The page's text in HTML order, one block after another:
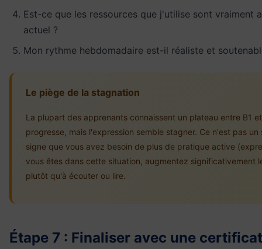
Est-ce que les ressources que j'utilise sont vraiment
actuel ?
Mon rythme hebdomadaire est-il réaliste et
Le piège de la stagnation
La plupart des apprenants connaissent un plateau entre B1
progresse, mais l'expression semble stagner. Ce n'est pas
signe que vous avez besoin de plus de pratique active
vous êtes dans cette situation, augmentez significativement
plutôt qu'à écouter ou lire.
Étape 7 : Finaliser avec une